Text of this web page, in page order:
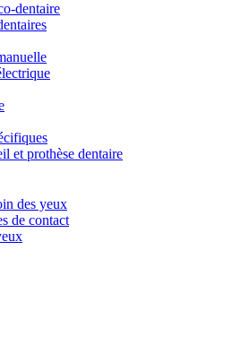
dentaire
et prothèse dentaire
des yeux
de contact